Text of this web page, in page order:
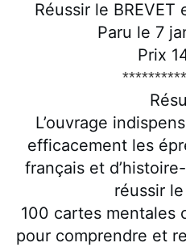
Réussir le
Paru le 7
Prix
L’ouvrage
efficacement les
français et
réussir
100 cartes mentales
pour comprendre et